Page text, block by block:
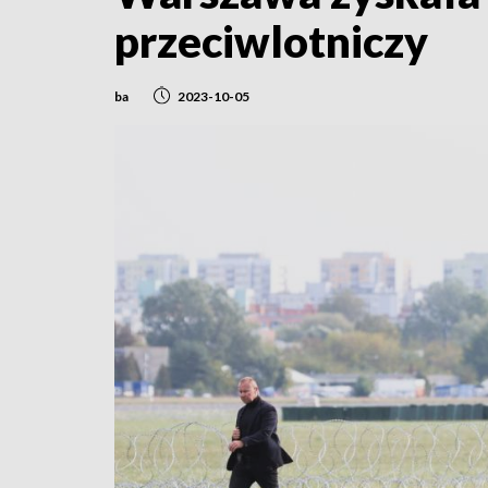
przeciwlotniczy
ba 2023-10-05